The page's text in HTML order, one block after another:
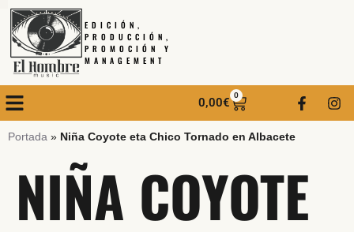
EDICIÓN,
PRODUCCIÓN,
PROMOCIÓN Y
MANAGEMENT
0,00€
0
Portada » Niña Coyote eta Chico Tornado en Albacete
NIÑA COYOTE